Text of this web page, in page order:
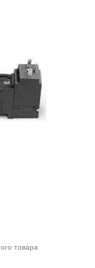
товара